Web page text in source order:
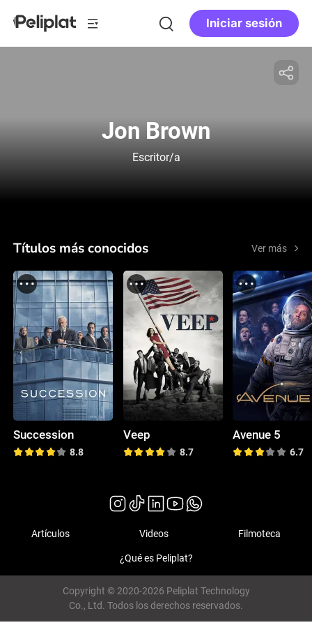
Iniciar sesión
Jon Brown
Escritor/a
Títulos más conocidos Ver más
Succession
8.8
Veep
8.7
Avenue 5
6.7
Artículos Videos Filmoteca
¿Qué es Peliplat?
Copyright © 2020-2026 Peliplat Technology
Co., Ltd. Todos los derechos reservados.